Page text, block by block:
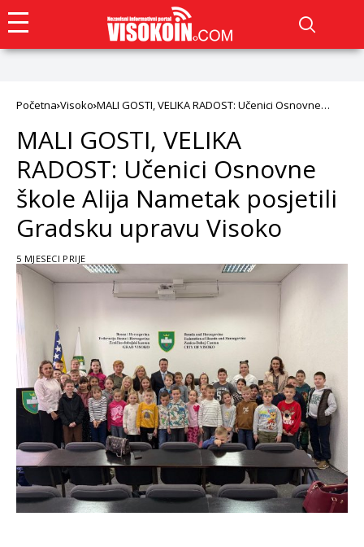
Početna Visoko MALI GOSTI, VELIKA RADOST: Učenici Osnovne
Visoko
MALI GOSTI, VELIKA
RADOST: Učenici Osnovne
škole Alija Nametak posjetili
Gradsku upravu Visoko
5 MJESECI PRIJE